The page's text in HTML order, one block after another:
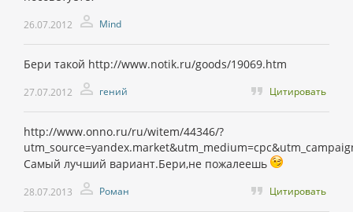
26.07.2012 Mind
Бери такой http://www.notik.ru/goods/19069.htm
27.07.2012 гений Цитировать
http://www.onno.ru/ru/witem/44346/?
Самый лучший вариант.Бери,не пожалеешь
28.07.2013 Роман Цитировать